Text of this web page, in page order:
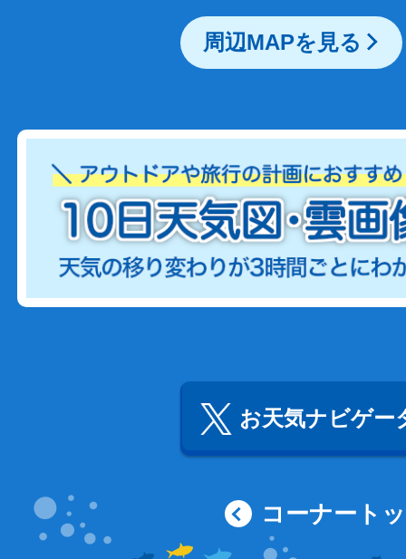
周辺MAPを見る
お天気ナビゲー
コーナート